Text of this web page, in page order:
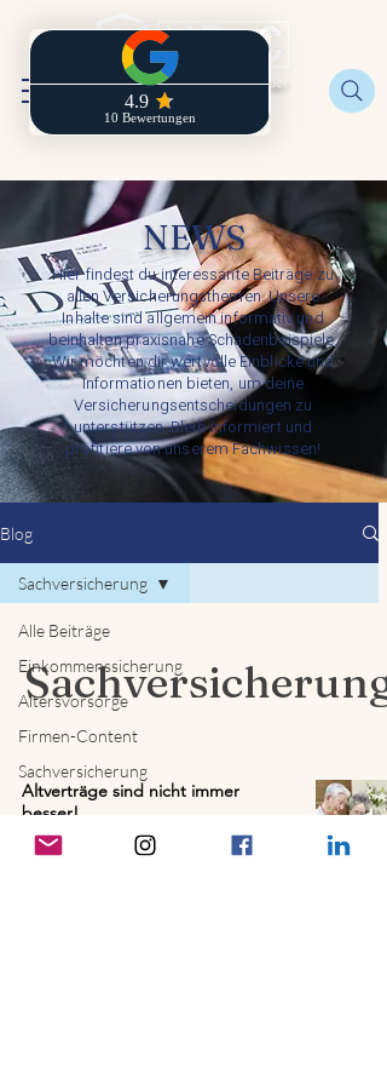
Regionaldirektion der
NEWS
Hier findest du interessante Beiträge zu
allen Versicherungsthemen. Unsere
Inhalte sind allgemein informativ und
beinhalten praxisnahe Schadenbeispiele.
Wir möchten dir wertvolle Einblicke und
Informationen bieten, um deine
Versicherungsentscheidungen zu
unterstützen. Bleib informiert und
profitiere von unserem Fachwissen!
Blog
Alle Beiträge
Einkommenssicherung
Altersvorsorge
Firmen-Content
Sachversicherung
Sachversicherung
Sachversicherung
Altverträge sind nicht immer
besser!
Lena Wagner